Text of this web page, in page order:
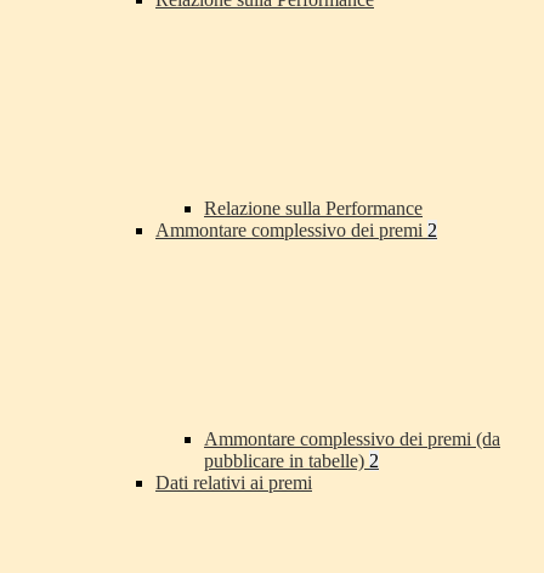
Relazione sulla Performance
Ammontare complessivo dei premi 2
Ammontare complessivo dei premi (da
pubblicare in tabelle) 2
Dati relativi ai premi